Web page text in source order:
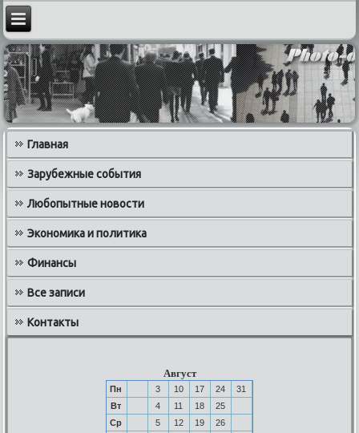
Главная
Зарубежные события
Любопытные новости
Экономика и политика
Финансы
Все записи
Контакты
Август
Пн 3 10 17 24
31
Вт
4 11 18
25
Ср
5 12 19
26